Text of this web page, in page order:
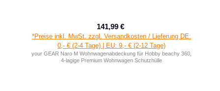
Verkaufspreis:
141,99 €
*Preise inkl. MwSt. zzgl. Versandkosten / Lieferung DE:
0,- € (2-4 Tage) | EU: 9,- € (2-12 Tage)
your GEAR Naro M Wohnwagenabdeckung für Hobby beachy 360,
4-lagige Premium Wohnwagen Schutzhülle